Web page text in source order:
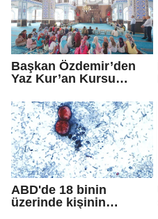
köprülerini
güçlendirmeye devam
edeceğiz
Başkan Özdemir’den
Yaz Kur’an Kursu
ABD'de 18 binin
üzerinde kişinin